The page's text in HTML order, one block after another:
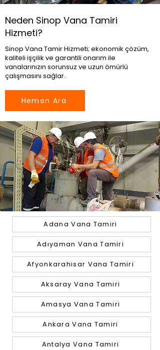
Neden Sinop Vana Tamiri
Hizmeti?
Sinop Vana Tamir Hizmeti; ekonomik çözüm,
kaliteli işçilik ve garantili onarım ile
vanalarınızın sorunsuz ve uzun ömürlü
çalışmasını sağlar.
Hemen Ara
Adana Vana Tamiri
Adıyaman Vana Tamiri
Afyonkarahisar Vana Tamiri
Aksaray Vana Tamiri
Amasya Vana Tamiri
Ankara Vana Tamiri
Antalya Vana Tamiri